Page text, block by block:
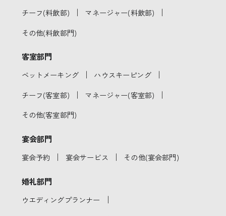
チーフ(料飲部) ｜ マネージャー(料飲部) ｜
その他(料飲部門)
客室部門
ベットメーキング ｜ ハウスキーピング ｜
チーフ(客室部) ｜ マネージャー(客室部) ｜
その他(客室部門)
宴会部門
宴会予約 ｜ 宴会サービス ｜ その他(宴会部門)
婚礼部門
ウエディングプランナー ｜